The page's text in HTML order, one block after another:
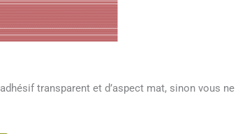
adhésif transparent et d’aspect mat, sinon vous ne